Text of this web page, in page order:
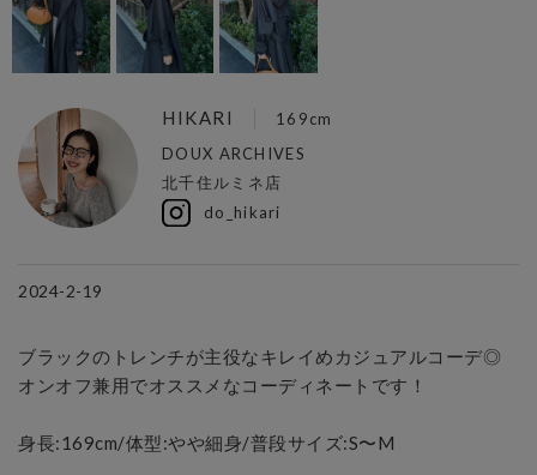
北千住ルミネ店
HIKARI
169cm
DOUX ARCHIVES
do_hikari
2024-2-19
ブラックのトレンチが主役なキレイめカジュアルコーデ◎
オンオフ兼用でオススメなコーディネートです！
身長:169cm/体型:やや細身/普段サイズ:S〜M